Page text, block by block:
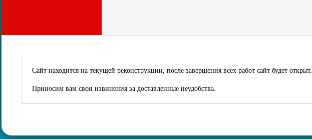
Сайт находится на текущей реконструкции, после завершения всех работ сайт будет открыт.
Приносим вам свои извинения за доставленные неудобства.